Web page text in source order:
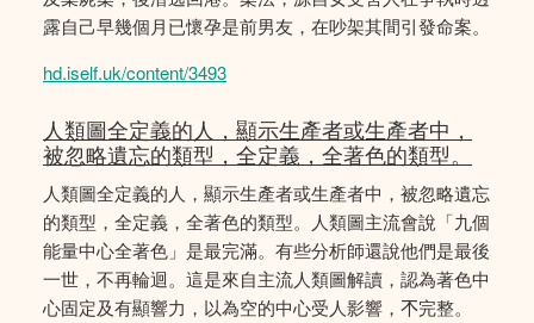
露自己早幾個月已懷孕是前男友，在吵架其間引發命案。
hd.iself.uk/content/3493
人類圖全定義的人，顯示生產者或生產者中，
被忽略遺忘的類型，全定義，全著色的類型。
人類圖全定義的人，顯示生產者或生產者中，被忽略遺忘
的類型，全定義，全著色的類型。人類圖主流會說「九個
能量中心全著色」是最完滿。有些分析師還說他們是最後
一世，不再輪迴。這是來自主流人類圖解讀，認為著色中
心固定及有顯響力，以為空的中心受人影響，𣎴完整。